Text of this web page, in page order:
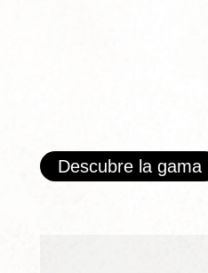
Descubre la gama